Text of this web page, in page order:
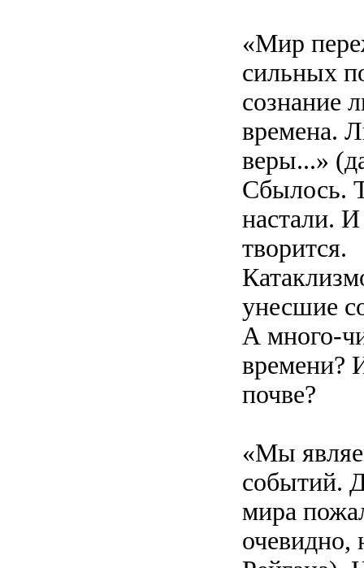
«Мир
сильных
сознание
времена.
веры...»
Сбылось.
настали.
творится.
унесшие
А много-
времени?
почве?
«Мы
событий.
мира
очевидно,